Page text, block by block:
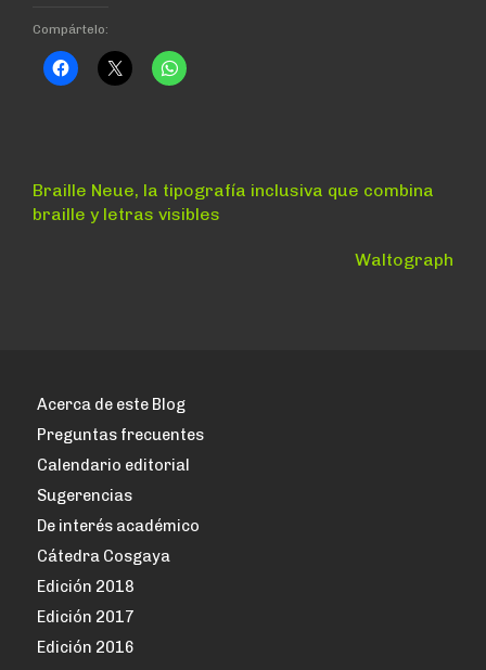
Compártelo:
Navegación
de
Anterior:
Braille Neue, la tipografía inclusiva que combina
braille y letras visibles
Siguiente:
Waltograph
Acerca de este Blog
Preguntas frecuentes
Calendario editorial
Sugerencias
De interés académico
Cátedra Cosgaya
Edición 2018
Edición 2017
Edición 2016